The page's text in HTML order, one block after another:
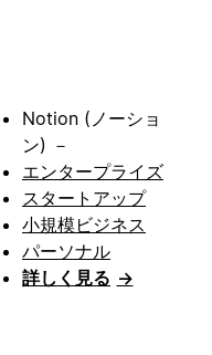
Notion (ノーショ
ン) －
エンタープライズ
スタートアップ
小規模ビジネス
パーソナル
詳しく見る →